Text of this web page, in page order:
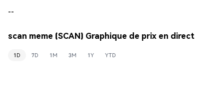
--
scan meme (SCAN) Graphique de prix en direct
1D 7D 1M 3M 1Y YTD